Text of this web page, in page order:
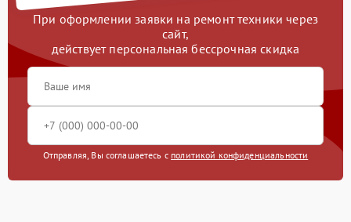
При оформлении заявки на ремонт техники через
сайт,
действует персональная бессрочная скидка
Отправляя, Вы соглашаетесь с политикой конфиденциальности